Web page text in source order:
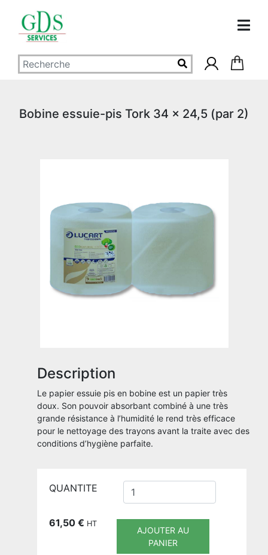
Bobine essuie-pis Tork 34 x 24,5 (par 2)
Description
Le papier essuie pis en bobine est un papier très
doux. Son pouvoir absorbant combiné à une très
grande résistance à l’humidité le rend très efficace
pour le nettoyage des trayons avant la traite avec des
conditions d’hygiène parfaite.
QUANTITE
61,50 € HT
AJOUTER AU
PANIER